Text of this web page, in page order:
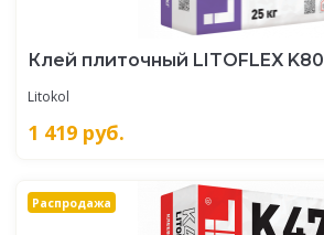
Клей плиточный LITOFLEX K80
Litokol
1 419 руб.
Распродажа